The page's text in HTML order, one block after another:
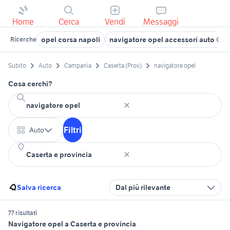
Home Cerca Vendi Messaggi
Ricerche opel corsa napoli navigatore opel accessori auto
Subito Auto Campania Caserta (Prov) navigatore opel
Cosa cerchi?
Auto Filtri
Salva ricerca Dal più rilevante
77 risultati
Navigatore opel a Caserta e provincia